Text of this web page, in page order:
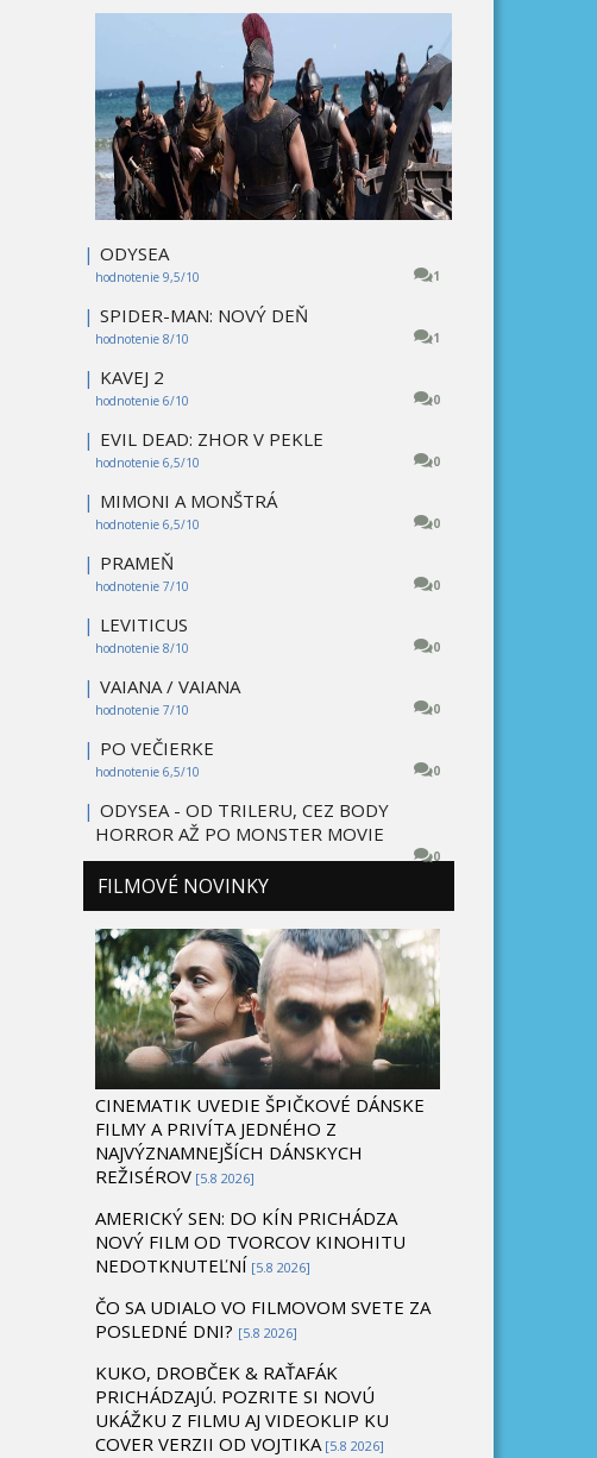
| ODYSEA
1
hodnotenie 9,5/10
| SPIDER-MAN: NOVÝ DEŇ
1
hodnotenie 8/10
| KAVEJ 2
0
hodnotenie 6/10
| EVIL DEAD: ZHOR V PEKLE
0
hodnotenie 6,5/10
| MIMONI A MONŠTRÁ
0
hodnotenie 6,5/10
| PRAMEŇ
0
hodnotenie 7/10
| LEVITICUS
0
hodnotenie 8/10
| VAIANA / VAIANA
0
hodnotenie 7/10
| PO VEČIERKE
0
hodnotenie 6,5/10
| ODYSEA - OD TRILERU, CEZ BODY
HORROR AŽ PO MONSTER MOVIE
0
FILMOVÉ NOVINKY
CINEMATIK UVEDIE ŠPIČKOVÉ DÁNSKE
FILMY A PRIVÍTA JEDNÉHO Z
NAJVÝZNAMNEJŠÍCH DÁNSKYCH
REŽISÉROV [5.8 2026]
AMERICKÝ SEN: DO KÍN PRICHÁDZA
NOVÝ FILM OD TVORCOV KINOHITU
NEDOTKNUTEĽNÍ [5.8 2026]
ČO SA UDIALO VO FILMOVOM SVETE ZA
POSLEDNÉ DNI? [5.8 2026]
KUKO, DROBČEK & RAŤAFÁK
PRICHÁDZAJÚ. POZRITE SI NOVÚ
UKÁŽKU Z FILMU AJ VIDEOKLIP KU
COVER VERZII OD VOJTIKA [5.8 2026]